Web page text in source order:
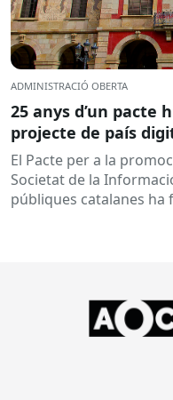
ADMINISTRACIÓ OBERTA
25 anys d’un pacte
projecte de país
El Pacte per a la
Societat de la
públiques catalanes ha